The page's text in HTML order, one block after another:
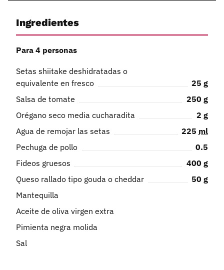
Ingredientes
Para 4 personas
Setas shiitake deshidratadas o
equivalente en fresco
25 g
Salsa de tomate
250 g
Orégano seco media cucharadita
2 g
Agua de remojar las setas
225 ml
Pechuga de pollo
0.5
Fideos gruesos
400 g
Queso rallado tipo gouda o cheddar
50 g
Mantequilla
Aceite de oliva virgen extra
Pimienta negra molida
Sal